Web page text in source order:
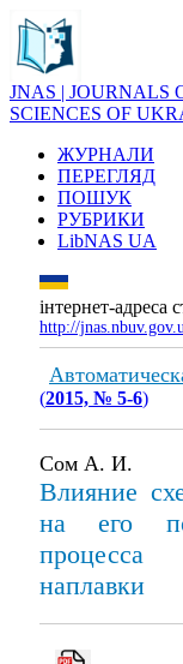
JNAS | JOURNALS
SCIENCES OF
ЖУРНАЛИ
ПЕРЕГЛЯД
ПОШУК
РУБРИКИ
LibNAS UA
інтернет-адреса
http://
(2015, № 5-6)
Сом А. И.
Влияние
на его
процесса
наплавки